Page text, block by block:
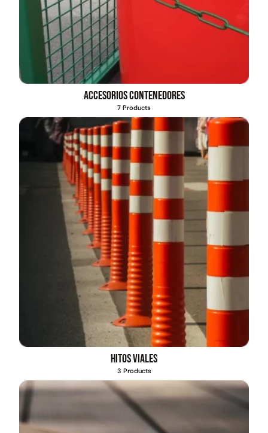
Accesorios contenedores
7 Products
Hitos viales
3 Products